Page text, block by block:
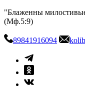
Skip
to
"Блаженны
(Мф.5:9)
89841916094